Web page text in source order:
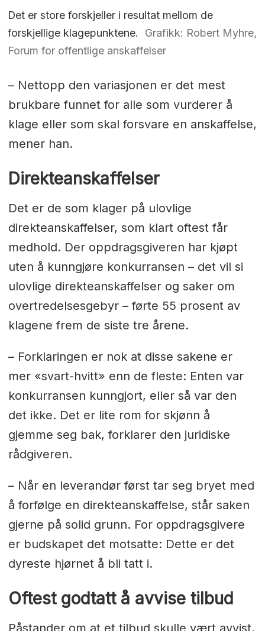
Det er store forskjeller i resultat mellom de
forskjellige klagepunktene.
Grafikk: Robert Myhre,
Forum for offentlige anskaffelser
– Nettopp den variasjonen er det mest
brukbare funnet for alle som vurderer å
klage eller som skal forsvare en anskaffelse,
mener han.
Direkteanskaffelser
Det er de som klager på ulovlige
direkteanskaffelser, som klart oftest får
medhold. Der oppdragsgiveren har kjøpt
uten å kunngjøre konkurransen – det vil si
ulovlige direkteanskaffelser og saker om
overtredelsesgebyr – førte 55 prosent av
klagene frem de siste tre årene.
– Forklaringen er nok at disse sakene er
mer «svart-hvitt» enn de fleste: Enten var
konkurransen kunngjort, eller så var den
det ikke. Det er lite rom for skjønn å
gjemme seg bak, forklarer den juridiske
rådgiveren.
– Når en leverandør først tar seg bryet med
å forfølge en direkteanskaffelse, står saken
gjerne på solid grunn. For oppdragsgivere
er budskapet det motsatte: Dette er det
dyreste hjørnet å bli tatt i.
Oftest godtatt å avvise tilbud
Påstander om at et tilbud skulle vært avvist,